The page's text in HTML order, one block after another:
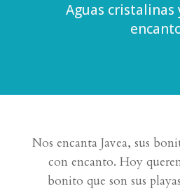
Aguas cristalinas
Nos encanta Javea, sus
con encanto. Hoy
bonito que son sus